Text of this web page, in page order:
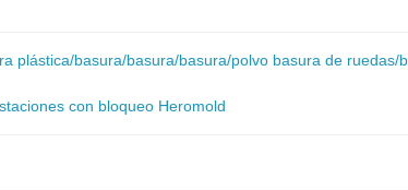
plástica/basura/basura/basura/polvo basura de
con bloqueo Heromold